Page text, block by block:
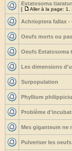
Extatosoma
[ Aller à la page: 1
Achrioptera fallax -
Oeufs morts ou
Oeufs Extatosoma
Les dimensions
Surpopulation
Phyllium
Problème
Mes giganteum ne
Pulveriser les